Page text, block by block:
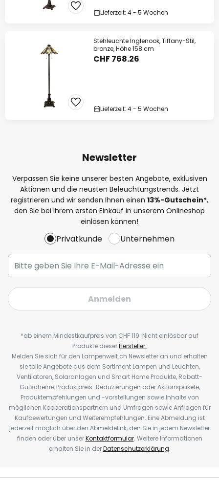
Lieferzeit: 4 - 5 Wochen
Stehleuchte Inglenook, Tiffany-Stil,
bronze, Höhe 158 cm
CHF 768.26
Lieferzeit: 4 - 5 Wochen
Newsletter
Verpassen Sie keine unserer besten Angebote, exklusiven
Aktionen und die neusten Beleuchtungstrends. Jetzt
registrieren und wir senden Ihnen einen 13%-Gutschein*,
den Sie bei Ihrem ersten Einkauf in unserem Onlineshop
einlösen können!
Privatkunde Unternehmen
Anmelden
*ab einem Mindestkaufpreis von CHF 119. Nicht einlösbar auf
Produkte dieserHersteller.
Melden Sie sich für den Lampenwelt.ch Newsletter an und erhalten
sie tolle Angebote aus dem Sortiment Lampen und Leuchten,
Ventilatoren, Solaranlagen und Smart Home Produkte, Rabatt-
Gutscheine, Produktpreis-Reduzierungen oder Aktionspakete,
Produktempfehlungen und -vorstellungen sowie Inhalte von
möglichen Kooperationspartnern und Umfragen sowie Anfragen für
Kaufbewertungen und Weiterempfehlungen. Eine Abmeldung ist
jederzeit möglich über den Abmeldelink, den Sie in jedem Newsletter
finden oder über unserKontaktformular. Weitere Informationen
erhalten Sie in derDatenschutzerklärung.